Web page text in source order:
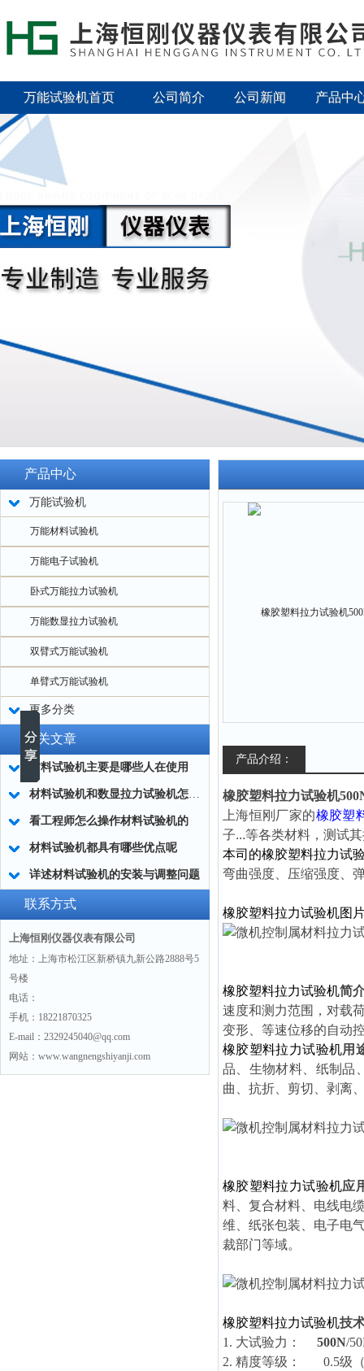
万能试验机首页 公司简介 公司新闻 产品中
产品中心
万能试验机
万能材料试验机
万能电子试验机
卧式万能拉力试验机
万能数显拉力试验机
双臂式万能试验机
单臂式万能试验机
更多分类
相关文章
材料试验机主要是哪些人在使用
材料试验机和数显拉力试验机怎么选择？
看工程师怎么操作材料试验机的
材料试验机都具有哪些优点呢
详述材料试验机的安装与调整问题
联系方式
上海恒刚仪器仪表有限公司
地址：上海市松江区新桥镇九新公路2888号5
号楼
电话：
手机：18221870325
E-mail：2329245040@qq.com
网站：www.wangnengshiyanji.com
产品介绍：
橡胶塑料拉力试验机
上海恒刚厂家的橡胶塑
子...等各类材料，测试
本司的橡胶塑料拉力试
弯曲强度、压缩强度、
橡胶塑料拉力试验机图
橡胶塑料拉力试验机简
速度和测力范围，对载
变形、等速位移的自动
橡胶塑料拉力试验机用
品、生物材料、纸制品
曲、抗折、剪切、剥离
橡胶塑料拉力试验机应
料、复合材料、电线电
维、纸张包装、电子电
裁部门等域。
橡胶塑料拉力试验机技
1. 大试验力： 500N/
2. 精度等级： 0.5级（